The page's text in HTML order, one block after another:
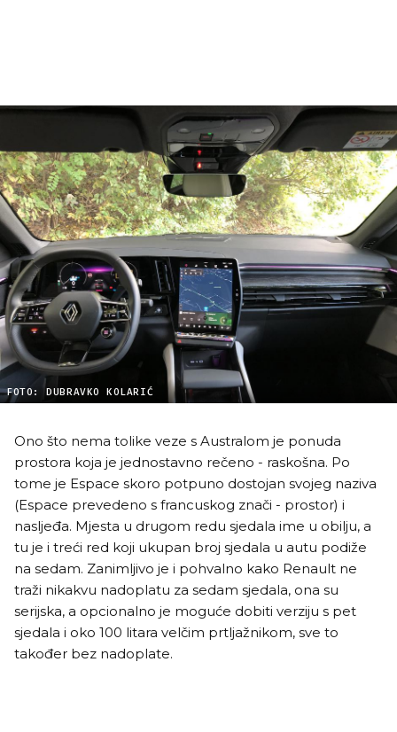
FOTO: DUBRAVKO KOLARIĆ
Ono što nema tolike veze s Australom je ponuda
prostora koja je jednostavno rečeno - raskošna. Po
tome je Espace skoro potpuno dostojan svojeg naziva
(Espace prevedeno s francuskog znači - prostor) i
nasljeđa. Mjesta u drugom redu sjedala ime u obilju, a
tu je i treći red koji ukupan broj sjedala u autu podiže
na sedam. Zanimljivo je i pohvalno kako Renault ne
traži nikakvu nadoplatu za sedam sjedala, ona su
serijska, a opcionalno je moguće dobiti verziju s pet
sjedala i oko 100 litara velčim prtljažnikom, sve to
također bez nadoplate.